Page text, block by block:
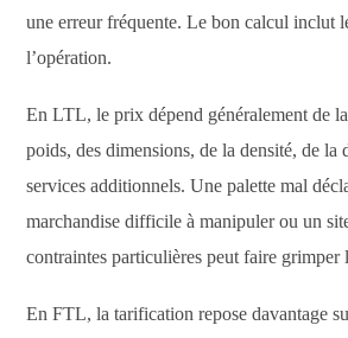
une erreur fréquente. Le bon calcul inclut
l’opération.
En LTL, le prix dépend généralement de
poids, des dimensions, de la densité, de la
services additionnels. Une palette mal
marchandise difficile à manipuler ou un
contraintes particulières peut faire grimper
En FTL, la tarification repose davantage